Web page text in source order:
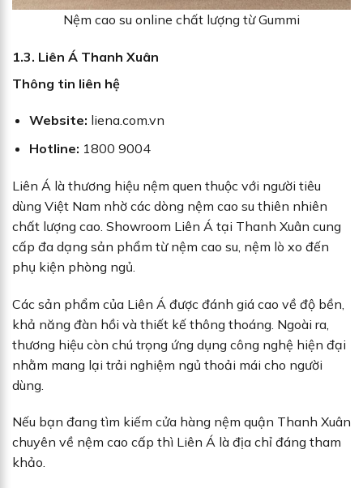
Nệm cao su online chất lượng từ Gummi
1.3. Liên Á Thanh Xuân
Thông tin liên hệ
Website: liena.com.vn
Hotline: 1800 9004
Liên Á là thương hiệu nệm quen thuộc với người tiêu
dùng Việt Nam nhờ các dòng nệm cao su thiên nhiên
chất lượng cao. Showroom Liên Á tại Thanh Xuân cung
cấp đa dạng sản phẩm từ nệm cao su, nệm lò xo đến
phụ kiện phòng ngủ.
Các sản phẩm của Liên Á được đánh giá cao về độ bền,
khả năng đàn hồi và thiết kế thông thoáng. Ngoài ra,
thương hiệu còn chú trọng ứng dụng công nghệ hiện đại
nhằm mang lại trải nghiệm ngủ thoải mái cho người
dùng.
Nếu bạn đang tìm kiếm cửa hàng nệm quận Thanh Xuân
chuyên về nệm cao cấp thì Liên Á là địa chỉ đáng tham
khảo.